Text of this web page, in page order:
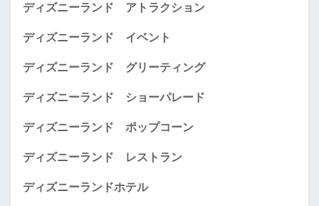
ディズニーランド アトラクション
ディズニーランド イベント
ディズニーランド グリーティング
ディズニーランド ショーパレード
ディズニーランド ポップコーン
ディズニーランド レストラン
ディズニーランドホテル